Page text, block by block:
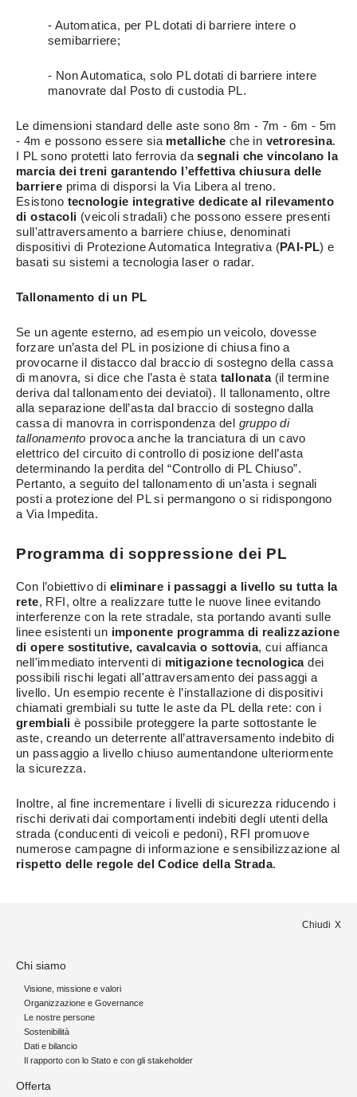
- Automatica, per PL dotati di barriere intere o
semibarriere;
- Non Automatica, solo PL dotati di barriere intere
manovrate dal Posto di custodia PL.
Le dimensioni standard delle aste sono 8m - 7m - 6m - 5m
- 4m e possono essere sia metalliche che in vetroresina.
I PL sono protetti lato ferrovia dasegnali che vincolano la
marcia dei treni garantendo l’effettiva chiusura delle
barriere prima di disporsi la Via Libera al treno.
Esistono tecnologie integrative dedicate al rilevamento
di ostacoli (veicoli stradali) che possono essere presenti
sull'attraversamento a barriere chiuse, denominati
dispositivi di Protezione Automatica Integrativa (PAI-PL) e
basati su sistemi a tecnologia laser o radar.
Tallonamento di un PL
Se un agente esterno, ad esempio un veicolo, dovesse
forzare un’asta del PL in posizione di chiusa fino a
provocarne il distacco dal braccio di sostegno della cassa
di manovra, si dice che l’asta è stata tallonata (il termine
deriva dal tallonamento dei deviatoi). Il tallonamento, oltre
alla separazione dell’asta dal braccio di sostegno dalla
cassa di manovra in corrispondenza del gruppo di
tallonamento provoca anche la tranciatura di un cavo
elettrico del circuito di controllo di posizione dell’asta
determinando la perdita del “Controllo di PL Chiuso”.
Pertanto, a seguito del tallonamento di un’asta i segnali
posti a protezione del PL si permangono o si ridispongono
a Via Impedita.
Programma di soppressione dei PL
Con l’obiettivo di eliminare i passaggi a livello su tutta la
rete, RFI, oltre a realizzare tutte le nuove linee evitando
interferenze con la rete stradale, sta portando avanti sulle
linee esistenti un imponente programma di realizzazione
di opere sostitutive, cavalcavia o sottovia, cui affianca
nell'immediato interventi di mitigazione tecnologicadei
possibili rischi legati all'attraversamento dei passaggi a
livello. Un esempio recente è l’installazione di dispositivi
chiamati grembiali su tutte le aste da PL della rete: con i
grembiali è possibile proteggere la parte sottostante le
aste, creando un deterrente all’attraversamento indebito di
un passaggio a livello chiuso aumentandone ulteriormente
la sicurezza.
Inoltre, al fine incrementare i livelli di sicurezza riducendo i
rischi derivati dai comportamenti indebiti degli utenti della
strada (conducenti di veicoli e pedoni), RFI promuove
numerose campagne di informazione e sensibilizzazione al
rispetto delle regole del Codice della Strada.
Chiudi
Chi siamo
Visione, missione e valori
Organizzazione e Governance
Le nostre persone
Sostenibilità
Dati e bilancio
Il rapporto con lo Stato e con gli stakeholder
Offerta